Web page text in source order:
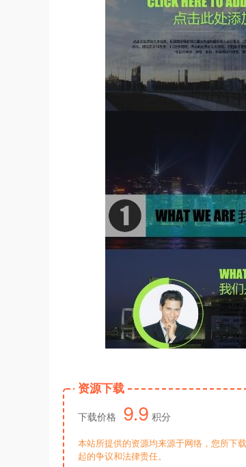
资源下载
下载价格 9.9 积分
本站所提供的资源均来源于网络，您所下
起的争议和法律责任。